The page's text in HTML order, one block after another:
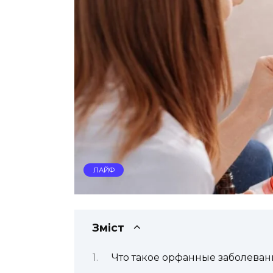
ЛАЙФ
Зміст
Что такое орфанные